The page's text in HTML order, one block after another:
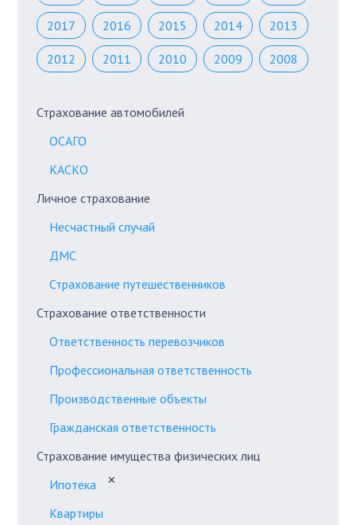
2017 2016 2015 2014 2013
2012 2011 2010 2009 2008
Страхование автомобилей
ОСАГО
КАСКО
Личное страхование
Несчастный случай
ДМС
Страхование путешественников
Страхование ответственности
Ответственность перевозчиков
Профессиональная ответственность
Производственные объекты
Гражданская ответственность
Страхование имущества физических лиц
Ипотека
✕
Квартиры